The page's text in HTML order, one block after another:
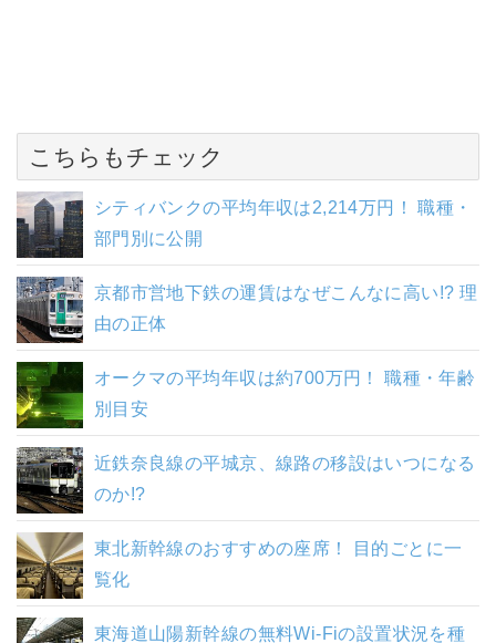
こちらもチェック
シティバンクの平均年収は2,214万円！ 職種・
部門別に公開
京都市営地下鉄の運賃はなぜこんなに高い!? 理
由の正体
オークマの平均年収は約700万円！ 職種・年齢
別目安
近鉄奈良線の平城京、線路の移設はいつになる
のか!?
東北新幹線のおすすめの座席！ 目的ごとに一
覧化
東海道山陽新幹線の無料Wi-Fiの設置状況を種